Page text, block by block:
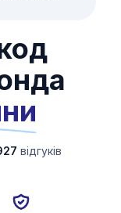
відгуків